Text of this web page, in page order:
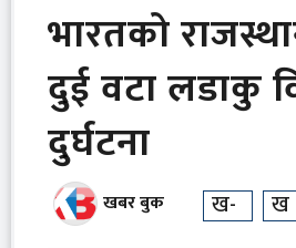
भारतको
दुई वटा लडाकु
दुर्घटना
खबर बुक ख- ख